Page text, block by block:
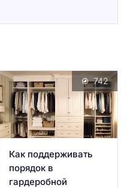
Как поддерживать
порядок в
гардеробной
742